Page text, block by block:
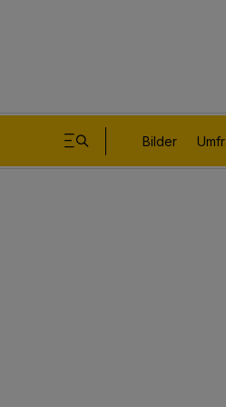
Bilder